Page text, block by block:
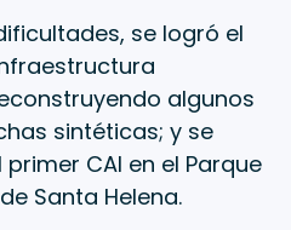
se logró el
algunos
sintéticas; y se
CAI en el Parque
Santa Helena.